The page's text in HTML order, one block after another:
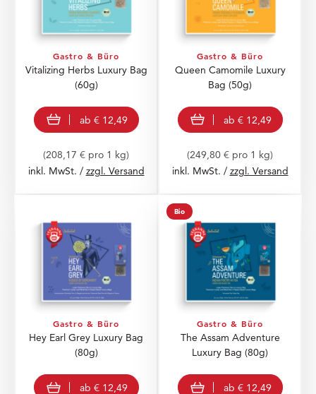
Gastro & Büro
Vitalizing Herbs Luxury Bag
(60g)
view product
ab € 12,49
(208,17 € pro 1 kg)
inkl. MwSt. / zzgl. Versand
Gastro & Büro
Queen Camomile Luxury
Bag (50g)
view product
ab € 12,49
(249,80 € pro 1 kg)
inkl. MwSt. / zzgl. Versand
Gastro & Büro
Hey Earl Grey Luxury Bag
(80g)
view product
ab € 12,49
Bio
Gastro & Büro
The Assam Adventure
Luxury Bag (80g)
view product
ab € 12,49